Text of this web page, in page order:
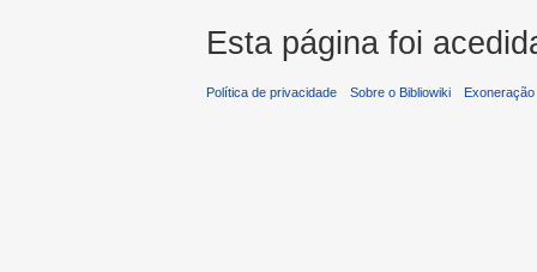
Esta página foi
Política de privacidade Sobre o Bibliowiki